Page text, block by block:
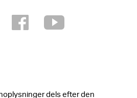
dels efter den